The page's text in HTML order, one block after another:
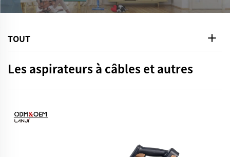
TOUT
Les aspirateurs à câbles et autres